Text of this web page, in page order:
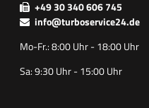
+49 30 340 606 745
info@turboservice24.de
Mo-Fr.: 8:00 Uhr - 18:00 Uhr
Sa: 9:30 Uhr - 15:00 Uhr